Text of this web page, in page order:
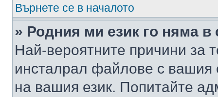
Върнете се в началото
» Родния ми език го няма в
Най-вероятните причини за
инсталрал файлове с вашия
на вашия език. Попитайте